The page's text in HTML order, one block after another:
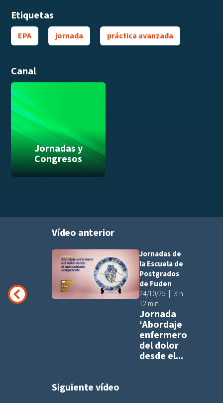
Etiquetas
EPA jornada práctica avanzada
Canal
Jornadas y
Congresos
Vídeo anterior
Añadir a
Jornadas de
la Escuela de
Postgrados
de Fuden
24/10/25
3 h
12 min
Jornada
‘Abordaje
enfermero
del dolor
desde el...
Siguiente vídeo